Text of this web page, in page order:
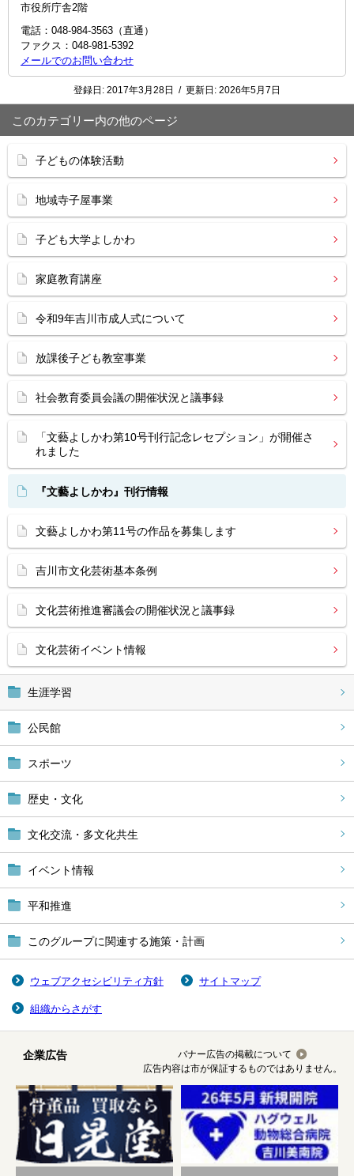
生涯学習
公民館
スポーツ
歴史・文化
文化交流・多文化共生
イベント情報
平和推進
このグループに関連する施策・計画
市役所庁舎2階
電話：048-984-3563（直通）
ファクス：048-981-5392
メールでのお問い合わせ
登録日: 2017年3月28日 / 更新日: 2026年5月7日
このカテゴリー内の他のページ
子どもの体験活動
地域寺子屋事業
子ども大学よしかわ
家庭教育講座
令和9年吉川市成人式について
放課後子ども教室事業
社会教育委員会議の開催状況と議事録
「文藝よしかわ第10号刊行記念レセプション」が開催さ
れました
『文藝よしかわ』刊行情報
文藝よしかわ第11号の作品を募集します
吉川市文化芸術基本条例
文化芸術推進審議会の開催状況と議事録
文化芸術イベント情報
ウェブアクセシビリティ方針 サイトマップ
組織からさがす
企業広告
バナー広告の掲載について
広告内容は市が保証するものではありません。